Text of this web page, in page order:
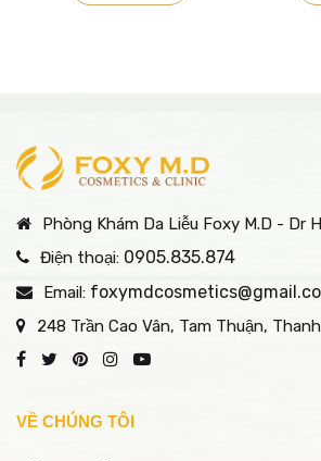
Phòng Khám Da Liễu Foxy M.D - Dr
Điện thoại: 0905.835.874
Email:
248 Trần Cao Vân, Tam Thuận,
VỀ CHÚNG TÔI